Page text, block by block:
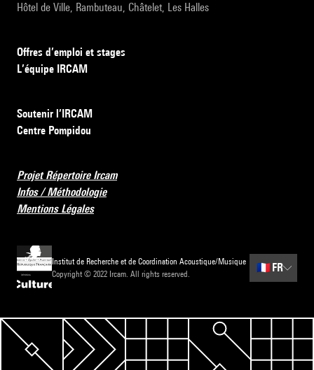
Hôtel de Ville, Rambuteau, Châtelet, Les Halles
Offres d’emploi et stages
L’équipe IRCAM
Soutenir l’IRCAM
Centre Pompidou
Projet Répertoire Ircam
Infos / Méthodologie
Mentions Légales
Institut de Recherche et de Coordination Acoustique/Musique
Copyright © 2022 Ircam. All rights reserved.
🇫🇷 FR